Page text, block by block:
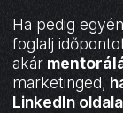
Ha pedig
foglalj
akár
marketinged,
LinkedIn